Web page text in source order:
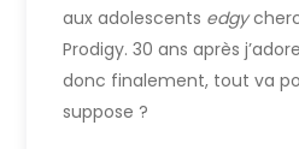
aux adolescents edgy
Prodigy. 30 ans après
donc finalement, tout va
suppose ?